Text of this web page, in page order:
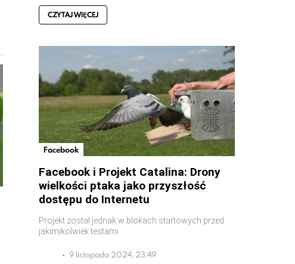
CZYTAJ WIĘCEJ
Facebook
Facebook i Projekt Catalina: Drony
wielkości ptaka jako przyszłość
dostępu do Internetu
Projekt został jednak w blokach startowych przed
jakimikolwiek testami
9 listopada 2024, 23:49